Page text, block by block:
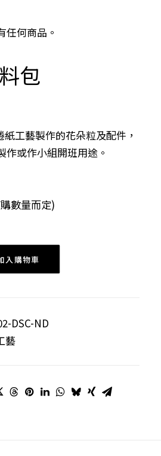
任何商品。
包
工藝製作的花朵粒及配件，
作或作小組開班用途。
數量而定)
入購物車
DSC-ND
藝